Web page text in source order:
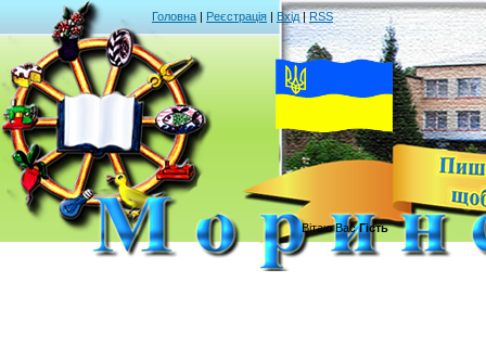
Головна | Реєстрація | Вхід| RSS
Вітаю Вас Гість